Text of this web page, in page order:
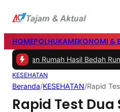
HOMEPOLHUKAMEKONOMI &
Rumah Hasil Bedah Rumah
KESEHATAN
Beranda/KESEHATAN/Rapid
Rapid Test